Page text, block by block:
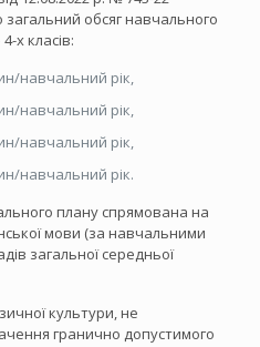
обсяг навчального
х класів:
навчальний рік,
навчальний рік,
навчальний рік,
навчальний рік.
плану спрямована на
мови (за навчальними
загальної середньої
культури, не
гранично допустимого